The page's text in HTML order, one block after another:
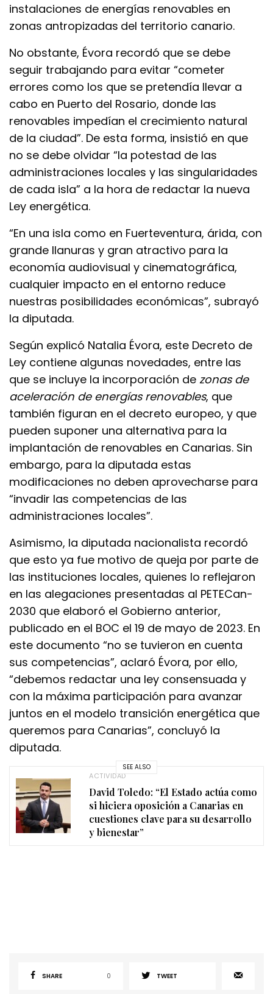
instalaciones de energías renovables en
zonas antropizadas del territorio canario.
No obstante, Évora recordó que se debe
seguir trabajando para evitar “cometer
errores como los que se pretendía llevar a
cabo en Puerto del Rosario, donde las
renovables impedían el crecimiento natural
de la ciudad”. De esta forma, insistió en que
no se debe olvidar “la potestad de las
administraciones locales y las singularidades
de cada isla” a la hora de redactar la nueva
Ley energética.
“En una isla como en Fuerteventura, árida, con
grande llanuras y gran atractivo para la
economía audiovisual y cinematográfica,
cualquier impacto en el entorno reduce
nuestras posibilidades económicas”, subrayó
la diputada.
Según explicó Natalia Évora, este Decreto de
Ley contiene algunas novedades, entre las
que se incluye la incorporación dezonas de
aceleración de energías renovables, que
también figuran en el decreto europeo, y que
pueden suponer una alternativa para la
implantación de renovables en Canarias. Sin
embargo, para la diputada estas
modificaciones no deben aprovecharse para
“invadir las competencias de las
administraciones locales”.
Asimismo, la diputada nacionalista recordó
que esto ya fue motivo de queja por parte de
las instituciones locales, quienes lo reflejaron
en las alegaciones presentadas al PETECan-
2030 que elaboró el Gobierno anterior,
publicado en el BOC el 19 de mayo de 2023. En
este documento “no se tuvieron en cuenta
sus competencias”, aclaró Évora, por ello,
“debemos redactar una ley consensuada y
con la máxima participación para avanzar
juntos en el modelo transición energética que
queremos para Canarias”, concluyó la
diputada.
SEE ALSO
ACTIVIDAD
David Toledo: “El Estado actúa como
si hiciera oposición a Canarias en
cuestiones clave para su desarrollo
y bienestar”
SHARE 0 TWEET